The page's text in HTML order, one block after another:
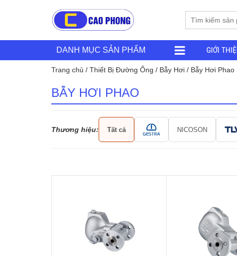
DANH MỤC SẢN PHẨM GIỚI
Trang chủ / Thiết Bị Đường Ống / Bẫy Hơi / Bẫy Hơi Phao
BẪY HƠI PHAO
Thương hiệu: Tất cả NICOSON